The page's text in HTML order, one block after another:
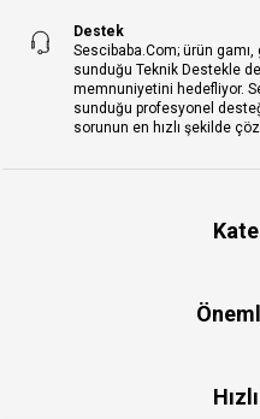
Destek
Sescibaba.Com; ürün gamı,
sunduğu Teknik Destekle
memnuniyetini hedefliyor.
sunduğu profesyonel
sorunun en hızlı şekilde